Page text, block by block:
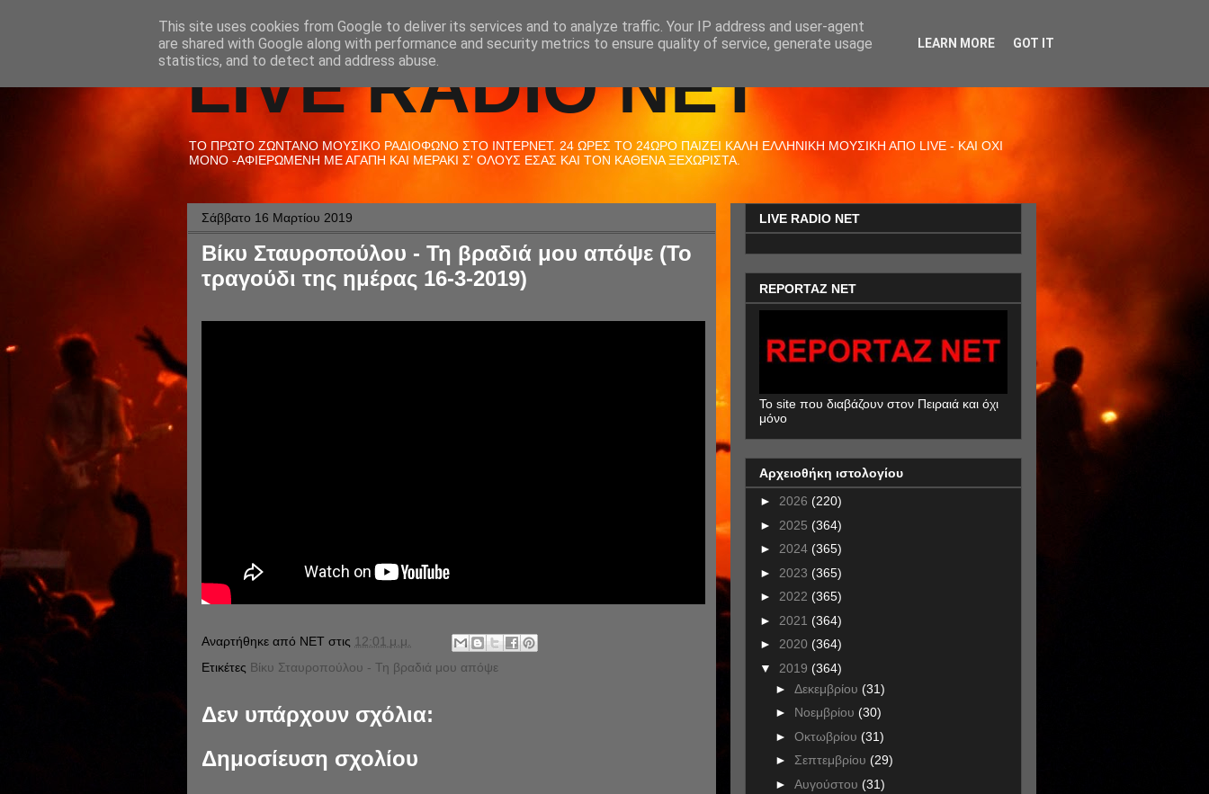
LIVE RADIO NET
ΤΟ ΠΡΩΤΟ ΖΩΝΤΑΝΟ ΜΟΥΣΙΚΟ ΡΑΔΙΟΦΩΝΟ ΣΤΟ ΙΝΤΕΡΝΕΤ. 24 ΩΡΕΣ ΤΟ 24ΩΡΟ ΠΑΙΖΕΙ ΚΑΛΗ ΕΛΛΗΝΙΚΗ ΜΟΥΣΙΚΗ ΑΠΟ LIVE - ΚΑΙ ΟΧΙ
ΜΟΝΟ -ΑΦΙΕΡΩΜΕΝΗ ΜΕ ΑΓΑΠΗ ΚΑΙ ΜΕΡΑΚΙ Σ' ΟΛΟΥΣ ΕΣΑΣ ΚΑΙ ΤΟΝ ΚΑΘΕΝΑ ΞΕΧΩΡΙΣΤΑ.
Σάββατο 16 Μαρτίου 2019
Βίκυ Σταυροπούλου - Τη βραδιά μου απόψε (Το
τραγούδι της ημέρας 16-3-2019)
Αναρτήθηκε από NET στις 12:01 μ.μ.
Ετικέτες Βίκυ Σταυροπούλου - Τη βραδιά μου απόψε
Δεν υπάρχουν σχόλια:
Δημοσίευση σχολίου
LIVE RADIO NET
REPORTAZ NET
To site που διαβάζουν στον Πειραιά και όχι
μόνο
Αρχειοθήκη ιστολογίου
► 2026 (220)
► 2025 (364)
► 2024 (365)
► 2023 (365)
► 2022 (365)
► 2021 (364)
► 2020 (364)
▼ 2019 (364)
► Δεκεμβρίου (31)
► Νοεμβρίου (30)
► Οκτωβρίου (31)
► Σεπτεμβρίου (29)
► Αυγούστου (31)
This site uses cookies from Google to deliver its services and to analyze traffic. Your IP address and user-agent
are shared with Google along with performance and security metrics to ensure quality of service, generate usage
statistics, and to detect and address abuse.
LEARN MORE GOT IT